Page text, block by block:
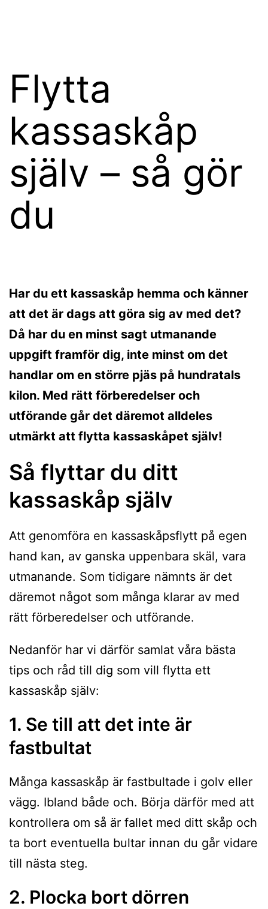
Flytta
kassaskåp
själv – så gör
du
Har du ett kassaskåp hemma och känner
att det är dags att göra sig av med det?
Då har du en minst sagt utmanande
uppgift framför dig, inte minst om det
handlar om en större pjäs på hundratals
kilon. Med rätt förberedelser och
utförande går det däremot alldeles
utmärkt att flytta kassaskåpet själv!
Så flyttar du ditt
kassaskåp själv
Att genomföra en kassaskåpsflytt på egen
hand kan, av ganska uppenbara skäl, vara
utmanande. Som tidigare nämnts är det
däremot något som många klarar av med
rätt förberedelser och utförande.
Nedanför har vi därför samlat våra bästa
tips och råd till dig som vill flytta ett
kassaskåp själv:
1. Se till att det inte är
fastbultat
Många kassaskåp är fastbultade i golv eller
vägg. Ibland både och. Börja därför med att
kontrollera om så är fallet med ditt skåp och
ta bort eventuella bultar innan du går vidare
till nästa steg.
2. Plocka bort dörren